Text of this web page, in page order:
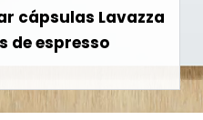
cápsulas Lavazza
de espresso